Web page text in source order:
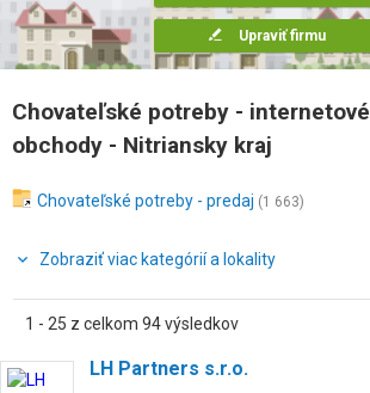
Upraviť firmu
Chovateľské potreby - internetové
obchody - Nitriansky kraj
Chovateľské potreby - predaj (1 663)
Zobraziť viac kategórií a lokality
1 - 25 z celkom 94 výsledkov
LH Partners s.r.o.